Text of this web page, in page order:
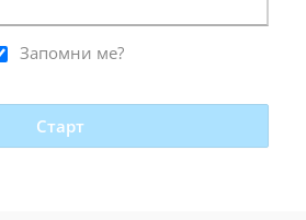
Запомни ме?
Старт